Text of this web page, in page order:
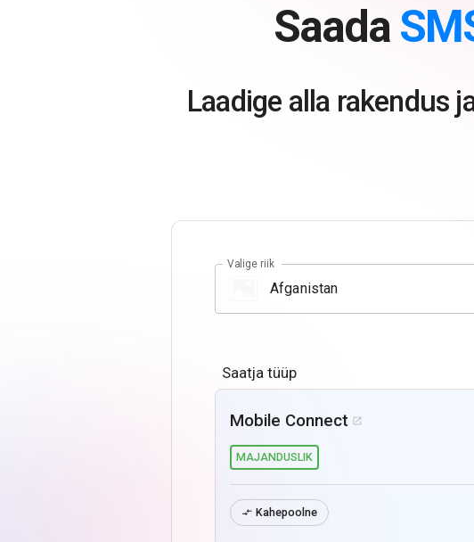
Saada
Laadige alla rakendus
Valige riik
Saatja tüüp
Mobile Connect 
MAJANDUSLIK
 Kahepoolne